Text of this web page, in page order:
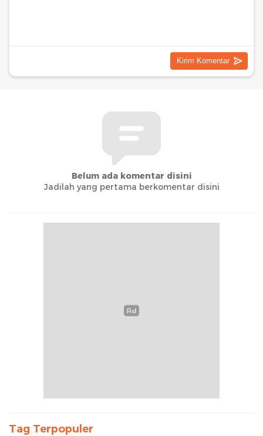
Belum ada komentar disini
Jadilah yang pertama berkomentar disini
Tag Terpopuler